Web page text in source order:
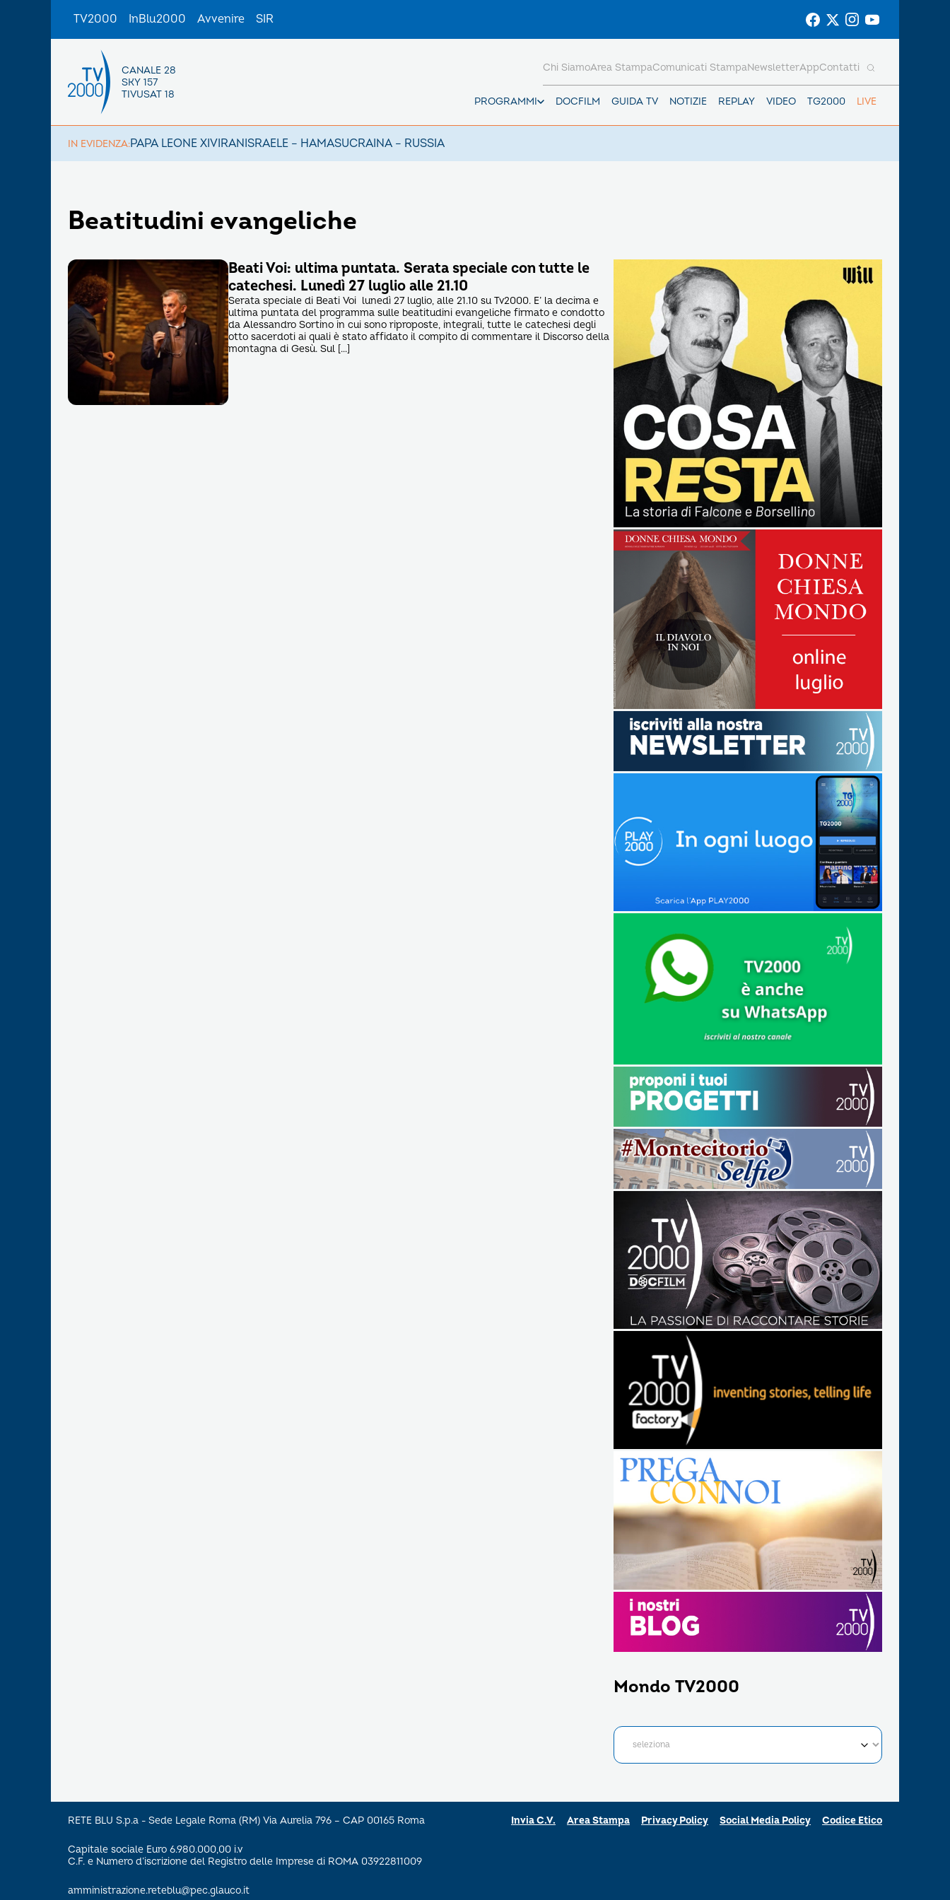
TV2000 InBlu2000 Avvenire SIR
CANALE 28
SKY 157
TIVUSAT 18
PROGRAMMI DOCFILM GUIDA TV NOTIZIE REPLAY VIDEO TG2000 LIVE
Chi SiamoArea StampaComunicati StampaNewsletterAppContatti
IN EVIDENZA:PAPA LEONE XIVIRANISRAELE – HAMASUCRAINA – RUSSIA
Beatitudini evangeliche
Beati Voi: ultima puntata. Serata speciale con tutte le
catechesi. Lunedì 27 luglio alle 21.10
Serata speciale di Beati Voi lunedì 27 luglio, alle 21.10 su Tv2000. E’ la decima e
ultima puntata del programma sulle beatitudini evangeliche firmato e condotto
da Alessandro Sortino in cui sono riproposte, integrali, tutte le catechesi degli
otto sacerdoti ai quali è stato affidato il compito di commentare il Discorso della
montagna di Gesù. Sul […]
Mondo TV2000
RETE BLU S.p.a - Sede Legale Roma (RM) Via Aurelia 796 – CAP 00165 Roma
Capitale sociale Euro 6.980.000,00 i.v
C.F. e Numero d’iscrizione del Registro delle Imprese di ROMA 03922811009
amministrazione.reteblu@pec.glauco.it
Invia C.V. Area Stampa Privacy Policy Social Media Policy Codice Etico